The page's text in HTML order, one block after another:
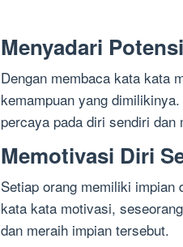
Menyadari
Dengan membaca kata kata
kemampuan yang
percaya pada diri sendiri
Memotivasi Diri
Setiap orang memiliki impian
kata kata motivasi,
dan meraih impian tersebut.